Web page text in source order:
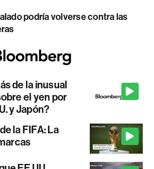
podría volverse contra las
de la inusual
el yen por
y Japón?
la FIFA: La